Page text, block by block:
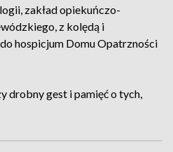
zakład opiekuńczo-
z kolędą i
hospicjum Domu Opatrzności
drobny gest i pamięć o tych,